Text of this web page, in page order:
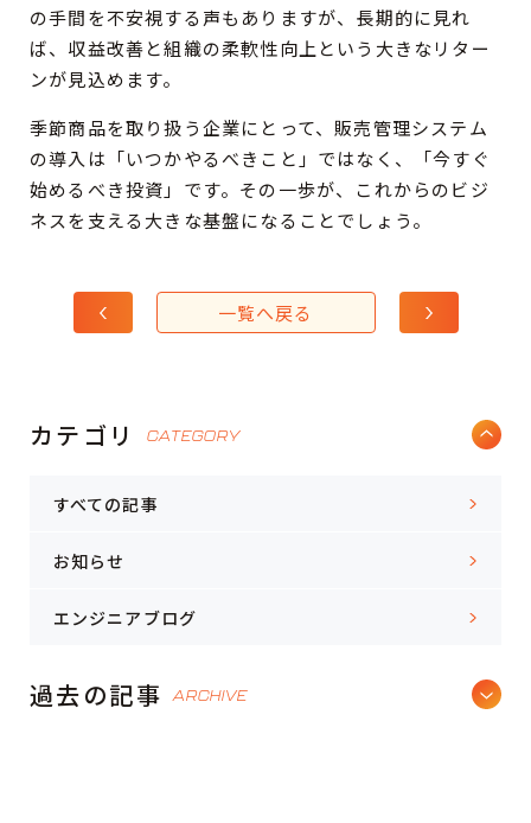
の手間を不安視する声もありますが、長期的に見れ
ば、収益改善と組織の柔軟性向上という大きなリター
ンが見込めます。
季節商品を取り扱う企業にとって、販売管理システム
の導入は「いつかやるべきこと」ではなく、「今すぐ
始めるべき投資」です。その一歩が、これからのビジ
ネスを支える大きな基盤になることでしょう。
一覧へ戻る
カテゴリ CATEGORY
すべての記事
お知らせ
エンジニアブログ
過去の記事 ARCHIVE